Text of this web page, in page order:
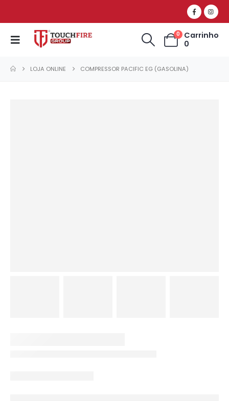
0
Carrinho
0
LOJA ONLINE COMPRESSOR PACIFIC EG (GASOLINA)